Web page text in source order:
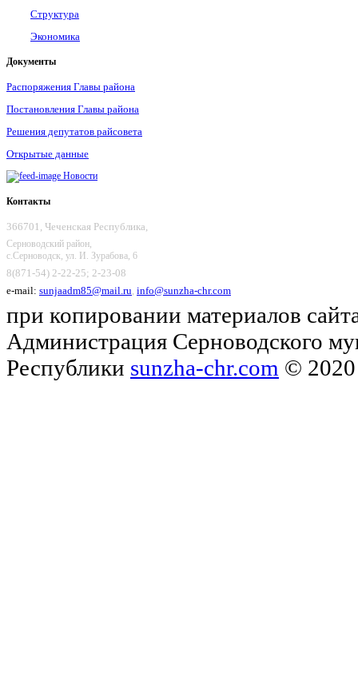
Структура
Экономика
Документы
Распоряжения Главы района
Постановления Главы района
Решения депутатов райсовета
Открытые данные
Новости
Контакты
366701, Чеченская Республика,
Серноводский район,
с.Серноводск, ул. И. Зурабова, 6
8(871-54) 2-22-25; 2-23-08
e-mail: sunjaadm85@mail.ru info@sunzha-chr.com
при копировании материалов
Администрация Серноводского
Республики sunzha-chr.com © 2020